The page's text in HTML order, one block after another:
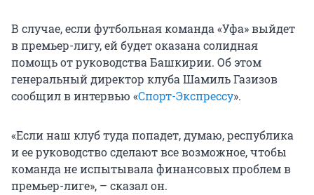
В случае, если футбольная команда «Уфа» выйдет
в премьер-лигу, ей будет оказана солидная
помощь от руководства Башкирии. Об этом
генеральный директор клуба Шамиль Газизов
сообщил в интервью «Спорт-Экспрессу».
«Если наш клуб туда попадет, думаю, республика
и ее руководство сделают все возможное, чтобы
команда не испытывала финансовых проблем в
премьер-лиге», – сказал он.